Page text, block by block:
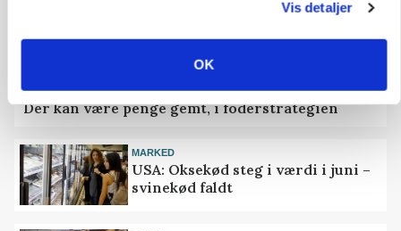
Vis detaljer
OK
ANNONCE
Der kan være penge gemt, i foderstrategien
MARKED
USA: Oksekød steg i værdi i juni –
svinekød faldt